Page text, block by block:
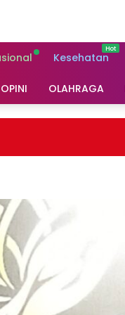
Kesehatan
OPINI OLAHRAGA